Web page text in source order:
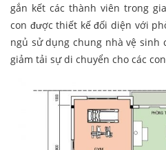
gắn kết các thành viên trong
con được thiết kế đối diện với
ngủ sử dụng chung nhà vệ sinh
giảm tải sự di chuyển cho các